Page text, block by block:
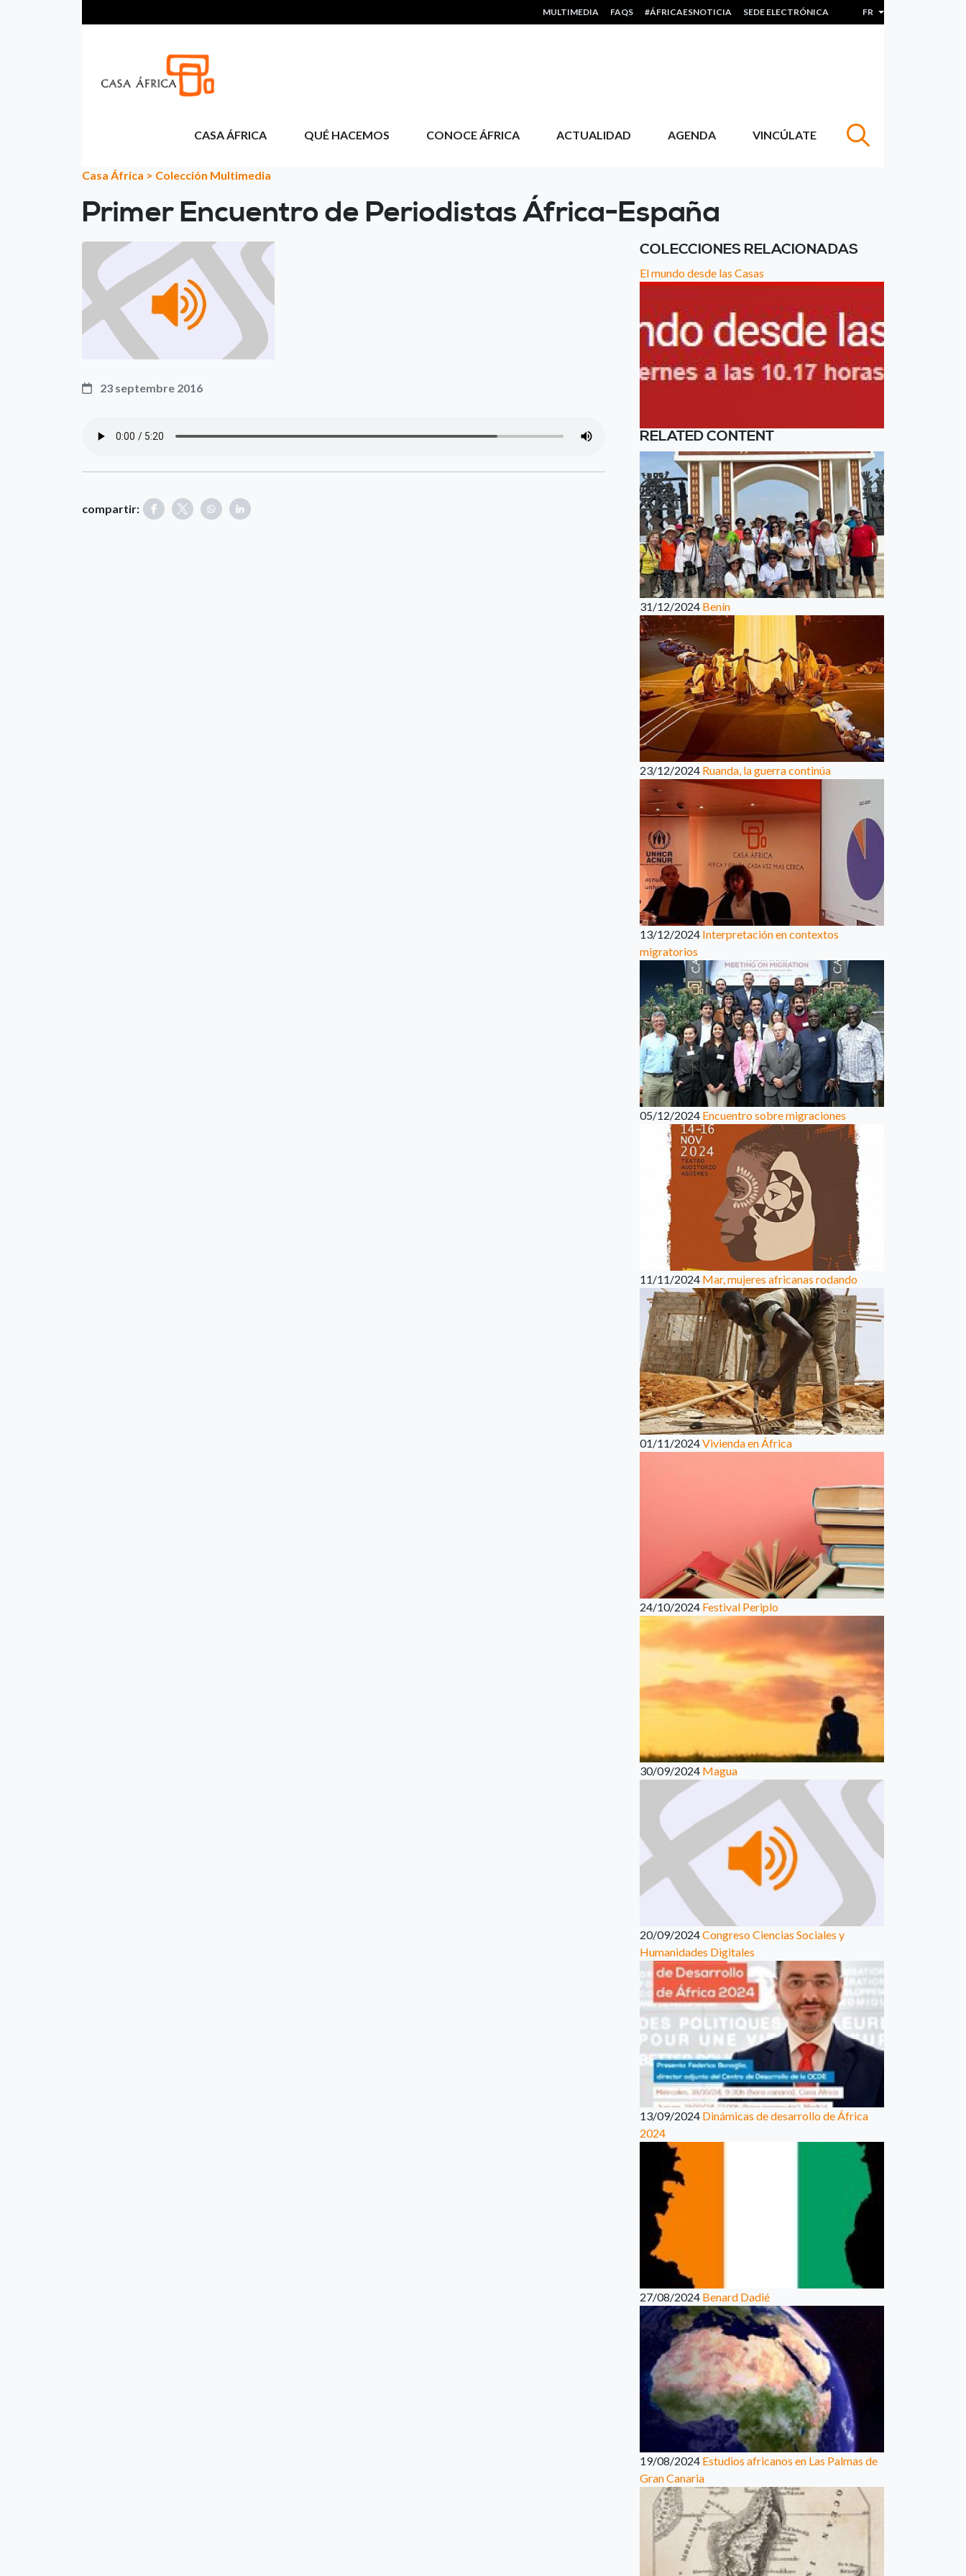
HEADER MENU
MULTIMEDIA FAQS #ÁFRICAESNOTICIA SEDE ELECTRÓNICA FR Lister les actions
CASA ÁFRICA QUÉ HACEMOS CONOCE ÁFRICA ACTUALIDAD AGENDA VINCÚLATE
Casa África > Colección Multimedia
Primer Encuentro de Periodistas África-España
23 septembre 2016
compartir:
COLECCIONES RELACIONADAS
El mundo desde las Casas
RELATED CONTENT
31/12/2024 Benín
23/12/2024 Ruanda, la guerra continúa
13/12/2024 Interpretación en contextos
migratorios
05/12/2024 Encuentro sobre migraciones
11/11/2024 Mar, mujeres africanas rodando
01/11/2024Vivienda en África
24/10/2024 Festival Periplo
30/09/2024 Magua
20/09/2024Congreso Ciencias Sociales y
Humanidades Digitales
13/09/2024 Dinámicas de desarrollo de África
2024
27/08/2024 Benard Dadié
19/08/2024 Estudios africanos en Las Palmas de
Gran Canaria